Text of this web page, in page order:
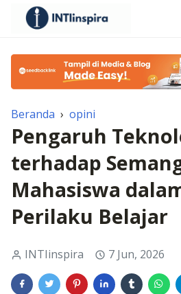
Beranda › opini
Pengaruh
terhadap
Mahasiswa
Perilaku Belajar
INTIinspira 7 Jun, 2026